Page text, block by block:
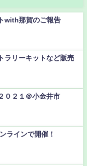
with那賀のご報告
ラリーキットなど販売
０２１＠小金井市
ラインで開催！